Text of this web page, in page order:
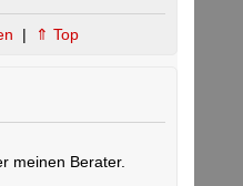
| ⇑ Top
meinen Berater.